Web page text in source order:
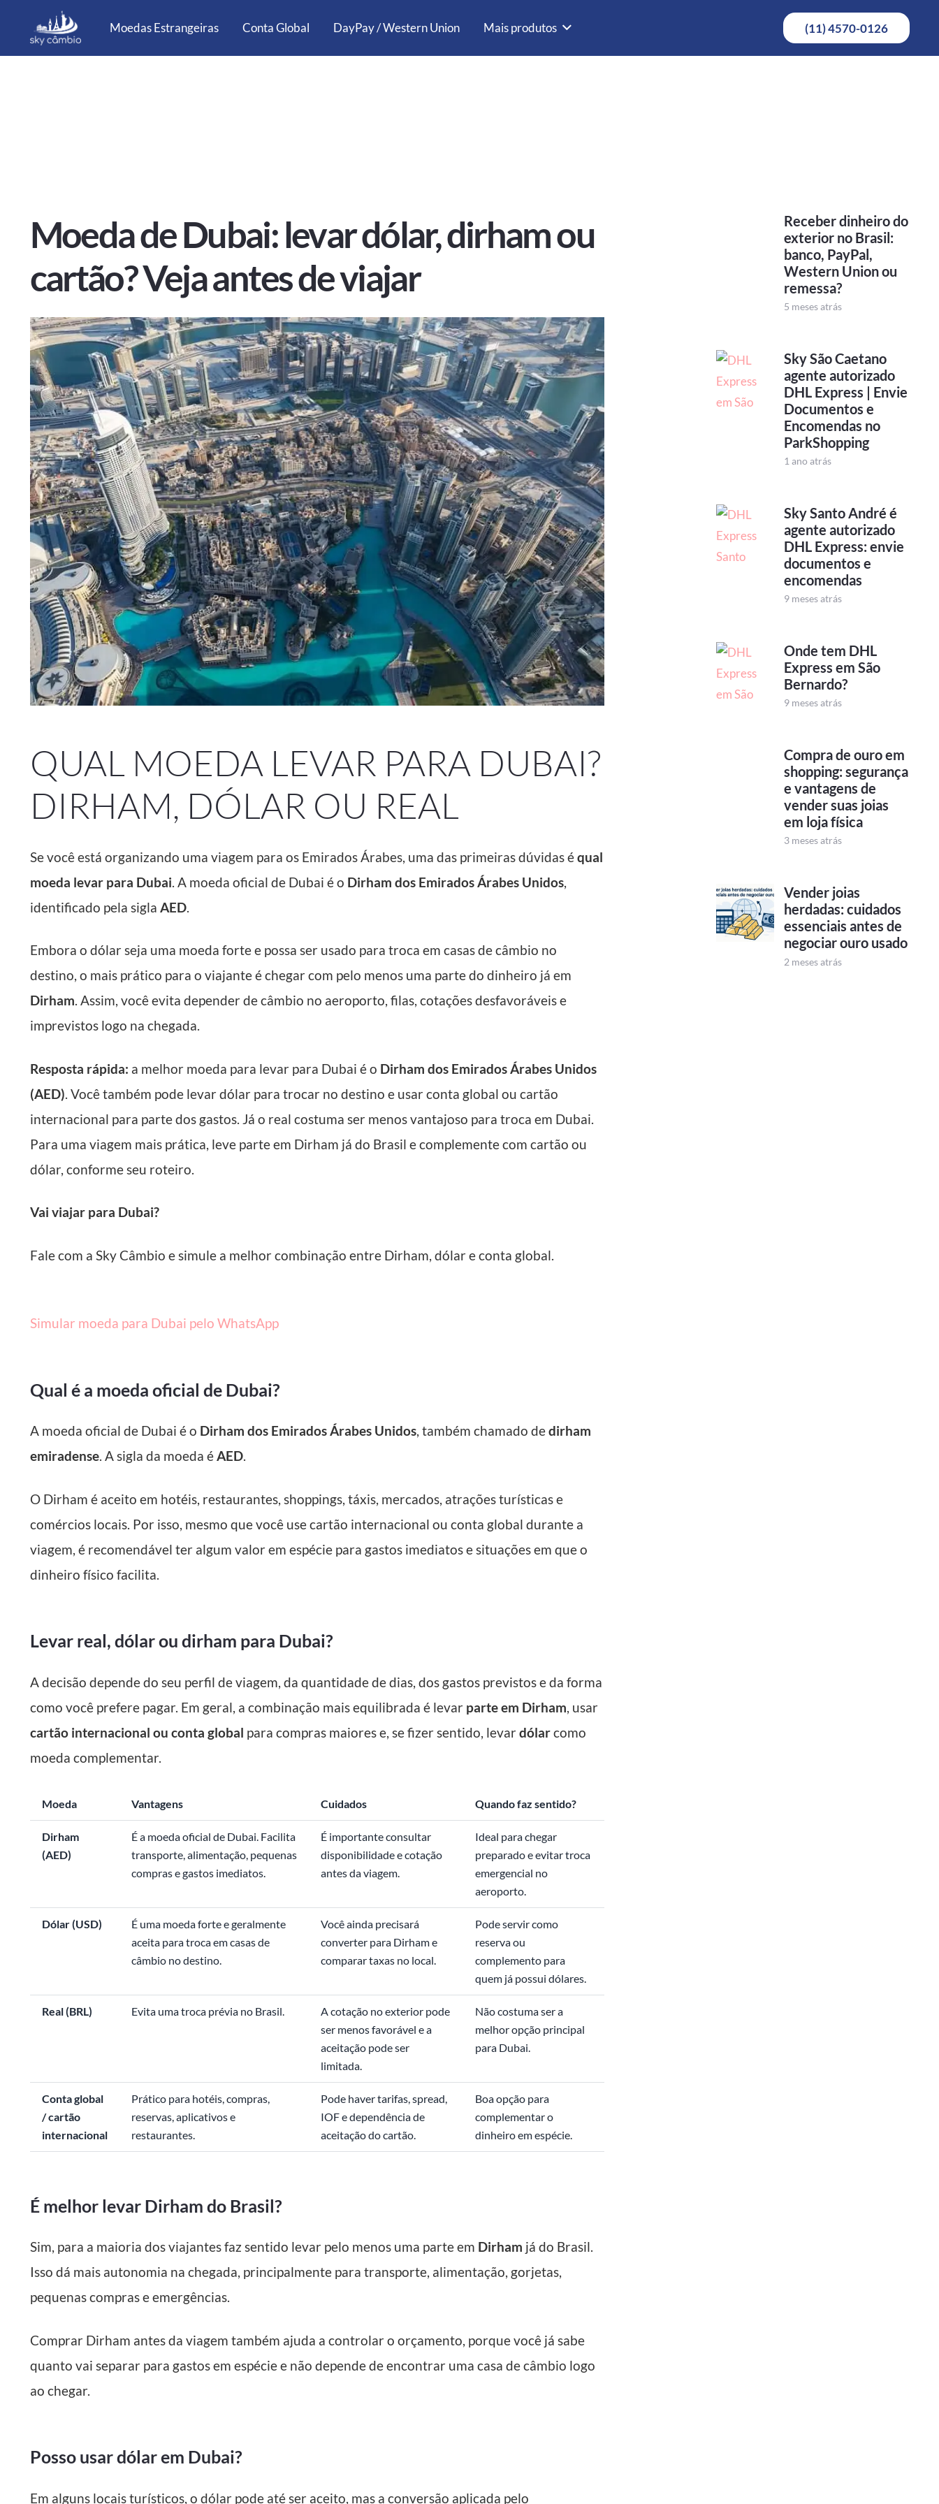
Moedas Estrangeiras Conta Global DayPay / Western Union Mais produtos (11) 4570-0126
Moeda de Dubai: levar dólar, dirham ou
cartão? Veja antes de viajar
QUAL MOEDA LEVAR PARA DUBAI?
DIRHAM, DÓLAR OU REAL
Se você está organizando uma viagem para os Emirados Árabes, uma das primeiras dúvidas équal
moeda levar para Dubai. A moeda oficial de Dubai é o Dirham dos Emirados Árabes Unidos,
identificado pela sigla AED.
Embora o dólar seja uma moeda forte e possa ser usado para troca em casas de câmbio no
destino, o mais prático para o viajante é chegar com pelo menos uma parte do dinheiro já em
Dirham. Assim, você evita depender de câmbio no aeroporto, filas, cotações desfavoráveis e
imprevistos logo na chegada.
Resposta rápida: a melhor moeda para levar para Dubai é o Dirham dos Emirados Árabes Unidos
(AED). Você também pode levar dólar para trocar no destino e usar conta global ou cartão
internacional para parte dos gastos. Já o real costuma ser menos vantajoso para troca em Dubai.
Para uma viagem mais prática, leve parte em Dirham já do Brasil e complemente com cartão ou
dólar, conforme seu roteiro.
Vai viajar para Dubai?
Fale com a Sky Câmbio e simule a melhor combinação entre Dirham, dólar e conta global.
Simular moeda para Dubai pelo WhatsApp
Qual é a moeda oficial de Dubai?
A moeda oficial de Dubai é o Dirham dos Emirados Árabes Unidos, também chamado dedirham
emiradense. A sigla da moeda éAED.
O Dirham é aceito em hotéis, restaurantes, shoppings, táxis, mercados, atrações turísticas e
comércios locais. Por isso, mesmo que você use cartão internacional ou conta global durante a
viagem, é recomendável ter algum valor em espécie para gastos imediatos e situações em que o
dinheiro físico facilita.
Levar real, dólar ou dirham para Dubai?
A decisão depende do seu perfil de viagem, da quantidade de dias, dos gastos previstos e da forma
como você prefere pagar. Em geral, a combinação mais equilibrada é levar parte em Dirham, usar
cartão internacional ou conta global para compras maiores e, se fizer sentido, levardólarcomo
moeda complementar.
Moeda Vantagens Cuidados Quando faz sentido?
Dirham
(AED)
É a moeda oficial de Dubai. Facilita
transporte, alimentação, pequenas
compras e gastos imediatos.
É importante consultar
disponibilidade e cotação
antes da viagem.
Ideal para chegar
preparado e evitar troca
emergencial no
aeroporto.
Dólar (USD)
É uma moeda forte e geralmente
aceita para troca em casas de
câmbio no destino.
Você ainda precisará
converter para Dirham e
comparar taxas no local.
Pode servir como
reserva ou
complemento para
quem já possui dólares.
Real (BRL) Evita uma troca prévia no Brasil.
A cotação no exterior pode
ser menos favorável e a
aceitação pode ser
limitada.
Não costuma ser a
melhor opção principal
para Dubai.
Conta global
/ cartão
internacional
Prático para hotéis, compras,
reservas, aplicativos e
restaurantes.
Pode haver tarifas, spread,
IOF e dependência de
aceitação do cartão.
Boa opção para
complementar o
dinheiro em espécie.
É melhor levar Dirham do Brasil?
Sim, para a maioria dos viajantes faz sentido levar pelo menos uma parte em Dirham já do Brasil.
Isso dá mais autonomia na chegada, principalmente para transporte, alimentação, gorjetas,
pequenas compras e emergências.
Comprar Dirham antes da viagem também ajuda a controlar o orçamento, porque você já sabe
quanto vai separar para gastos em espécie e não depende de encontrar uma casa de câmbio logo
ao chegar.
Posso usar dólar em Dubai?
Em alguns locais turísticos, o dólar pode até ser aceito, mas a conversão aplicada pelo
Receber dinheiro do
exterior no Brasil:
banco, PayPal,
Western Union ou
remessa?
5 meses atrás
Sky São Caetano
agente autorizado
DHL Express | Envie
Documentos e
Encomendas no
ParkShopping
1 ano atrás
Sky Santo André é
agente autorizado
DHL Express: envie
documentos e
encomendas
9 meses atrás
Onde tem DHL
Express em São
Bernardo?
9 meses atrás
Compra de ouro em
shopping: segurança
e vantagens de
vender suas joias
em loja física
3 meses atrás
Vender joias
herdadas: cuidados
essenciais antes de
negociar ouro usado
2 meses atrás